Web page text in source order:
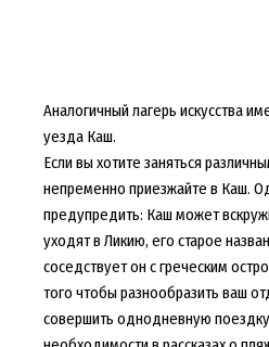
Аналогичный лагерь искусства
уезда Каш.
Если вы хотите заняться
непременно приезжайте в Каш.
предупредить: Каш может
уходят в Ликию, его старое
соседствует он с греческим
того чтобы разнообразить ваш
совершить однодневную